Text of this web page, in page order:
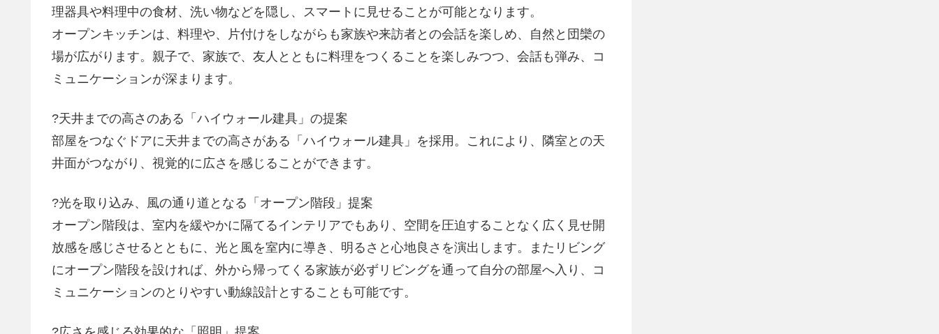
理器具や料理中の食材、洗い物などを隠し、スマートに見せることが可能となります。
オープンキッチンは、料理や、片付けをしながらも家族や来訪者との会話を楽しめ、自然と団欒の
場が広がります。親子で、家族で、友人とともに料理をつくることを楽しみつつ、会話も弾み、コ
ミュニケーションが深まります。
?天井までの高さのある「ハイウォール建具」の提案
部屋をつなぐドアに天井までの高さがある「ハイウォール建具」を採用。これにより、隣室との天
井面がつながり、視覚的に広さを感じることができます。
?光を取り込み、風の通り道となる「オープン階段」提案
オープン階段は、室内を緩やかに隔てるインテリアでもあり、空間を圧迫することなく広く見せ開
放感を感じさせるとともに、光と風を室内に導き、明るさと心地良さを演出します。またリビング
にオープン階段を設ければ、外から帰ってくる家族が必ずリビングを通って自分の部屋へ入り、コ
ミュニケーションのとりやすい動線設計とすることも可能です。